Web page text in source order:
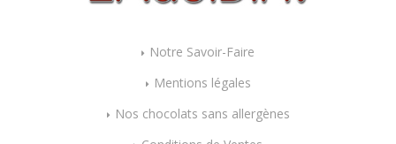
Notre Savoir-Faire
Mentions légales
Nos chocolats sans allergènes